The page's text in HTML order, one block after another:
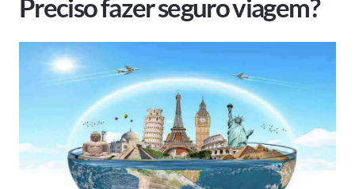
Preciso fazer seguro viagem?